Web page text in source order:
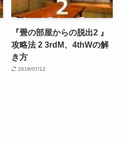
『畳の部屋からの脱出2 』
攻略法 2 3rdM、4thWの解
き方
2018/07/12